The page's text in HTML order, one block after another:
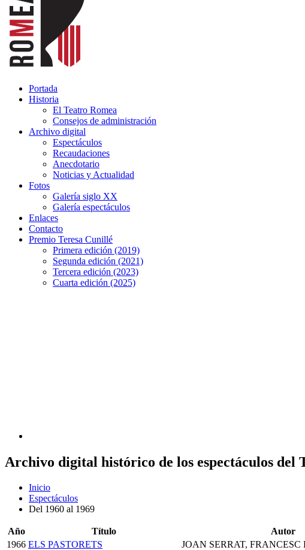
Portada
Historia
El Teatro Romea
Consejos de administración
Archivo digital
Espectáculos
Recaudaciones
Anecdotario
Noticias y Actualidad
Fotos
Galería siglo XX
Galería espectáculos
Enlaces
Contacto
Premio Teresa Cunillé
Primera edición (2019)
Segunda edición (2021)
Tercera edición (2023)
Cuarta edición (2025)
Archivo digital histórico de los espectáculos del
Inicio
Espectáculos
Del 1960 al 1969
Año Título Autor
1966 ELS PASTORETS JOAN SERRAT, FRANCESC